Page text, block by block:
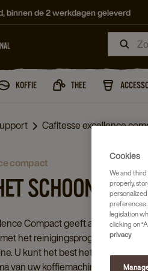
binnen de 2 werkdagen geleverd
KOFFIE THEE
Cafitesse excellence
compact
Compact geeft aan dat
het reinigingsprogramma
U kunt het best het
van uw koffiemachine
Cookies
We and
properly,
legislation
clicking on
privacy